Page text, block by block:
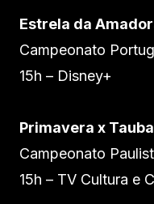
Estrela da
Campeonato
15h – Disney+
Primavera x
Campeonato
15h – TV Cultura e